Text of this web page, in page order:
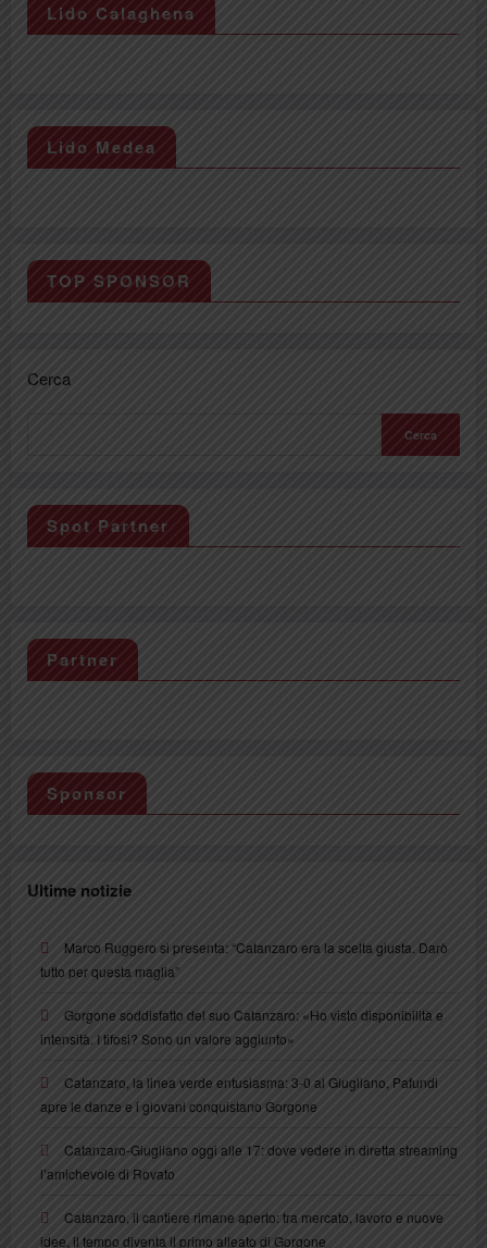
Lido Calaghena
Lido Medea
TOP SPONSOR
Cerca
Cerca
Spot Partner
Partner
Sponsor
Ultime notizie
Marco Ruggero si presenta: “Catanzaro era la scelta giusta. Darò
tutto per questa maglia”
Gorgone soddisfatto del suo Catanzaro: «Ho visto disponibilità e
intensità. I tifosi? Sono un valore aggiunto»
Catanzaro, la linea verde entusiasma: 3-0 al Giugliano, Pafundi
apre le danze e i giovani conquistano Gorgone
Catanzaro-Giugliano oggi alle 17: dove vedere in diretta streaming
l’amichevole di Rovato
Catanzaro, il cantiere rimane aperto: tra mercato, lavoro e nuove
idee, il tempo diventa il primo alleato di Gorgone